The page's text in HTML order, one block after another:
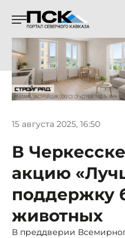
15 августа 2025, 16:50
В
акцию
поддержку
животных
В преддверии